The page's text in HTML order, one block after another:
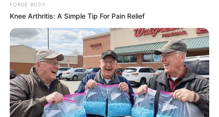
FORGE BODY
Knee Arthritis: A Simple Tip For Pain Relief